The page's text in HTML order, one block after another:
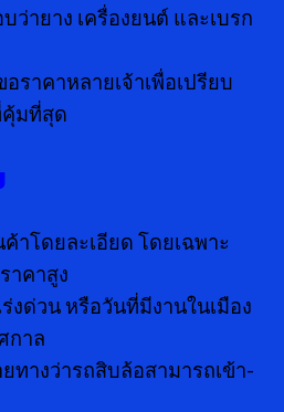
ว่ายาง เครื่องยนต์ และเบรก
อราคาหลายเจ้าเพื่อเปรียบ
คุ้มที่สุด
าโดยละเอียด โดยเฉพาะ
าคาสูง
ร่งด่วน หรือวันที่มีงานในเมือง
กาล
ทางว่ารถสิบล้อสามารถเข้า-